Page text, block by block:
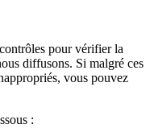
pour vérifier la
diffusons. Si malgré ces
vous pouvez
: